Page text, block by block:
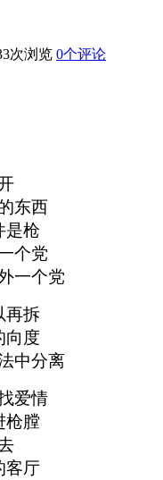
次浏览 0个评论
东西
是枪
个党
一个党
再拆
向度
中分离
爱情
枪膛
客厅